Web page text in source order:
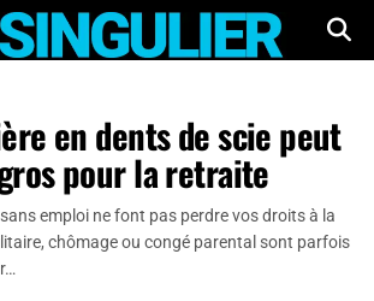
en dents de scie peut
pour la retraite
emploi ne font pas perdre vos droits à la
chômage ou congé parental sont parfois